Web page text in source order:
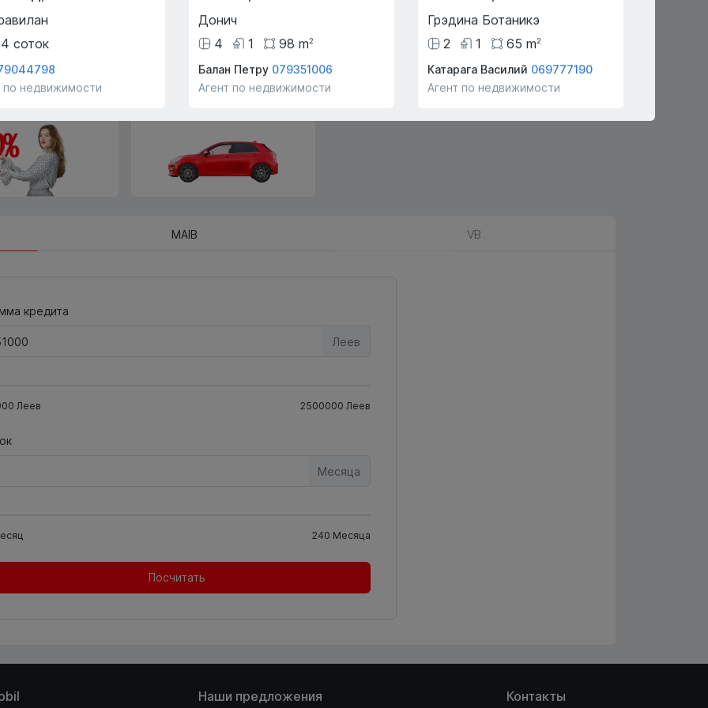
купить эту квартиру в обмен
ипотеки
Просмотр на транспорте
MAIB VB
кредита
Леев
Леев 2500000 Леев
Месяца
240 Месяца
Посчитать
Наши предложения Контакты
соток
по недвижимости
Донич
4
1 98 m2
Балан Петру 079351006
Агент по недвижимости
Грэдина Ботаникэ
2
1 65 m2
Катарага Василий 069777190
Агент по недвижимости